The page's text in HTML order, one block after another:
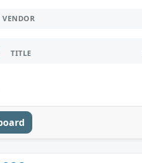
VENDOR
TITLE